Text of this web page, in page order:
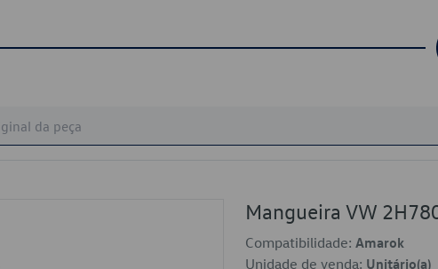
Mangueira VW
Compatibilidade: Amarok
Unidade de venda: Unitário(a)